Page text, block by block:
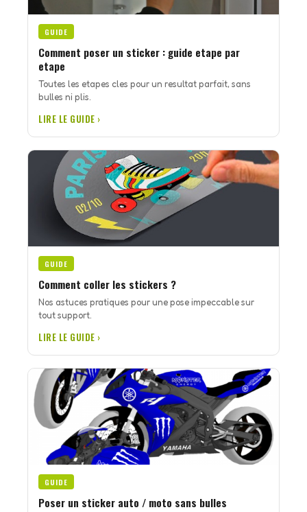
GUIDE
Comment poser un sticker : guide etape par
etape
Toutes les etapes cles pour un resultat parfait, sans
bulles ni plis.
LIRE LE GUIDE ›
GUIDE
Comment coller les stickers ?
Nos astuces pratiques pour une pose impeccable sur
tout support.
LIRE LE GUIDE ›
GUIDE
Poser un sticker auto / moto sans bulles